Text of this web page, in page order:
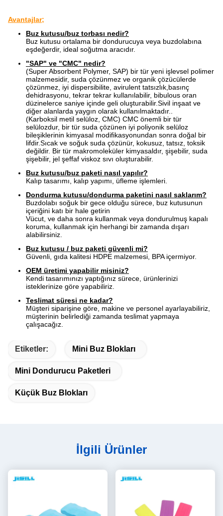
Avantajlar;
Buz kutusu/buz torbası nedir?
Buz kutusu ortalama bir dondurucuya veya buzdolabına
eşdeğerdir, ideal soğutma aracıdır.
"SAP" ve "CMC" nedir?
(Super Absorbent Polymer, SAP) bir tür yeni işlevsel polimer
malzemesidir, suda çözünmez ve organik çözücülerde
çözünmez, iyi dispersibilite, avirulent tatsızlık,basınç
dehidrasyonu, tekrar tekrar kullanılabilir, bibulous oran
düzinelerce saniye içinde geli oluşturabilir.Sivil inşaat ve
diğer alanlarda yaygın olarak kullanılmaktadır..
(Karboksil metil selüloz, CMC) CMC önemli bir tür
selülozdur, bir tür suda çözünen iyi poliyonik selüloz
bileşiklerinin kimyasal modifikasyonundan sonra doğal bir
lifdir.Sıcak ve soğuk suda çözünür, kokusuz, tatsız, toksik
değildir. Bir tür makromoleküler kimyasaldır, şişebilir, suda
şişebilir, jel şeffaf viskoz sıvı oluşturabilir.
Buz kutusu/buz paketi nasıl yapılır?
Kalıp tasarımı, kalıp yapımı, üfleme işlemleri.
Dondurma kutusu/dondurma paketini nasıl saklarım?
Buzdolabı soğuk bir gece olduğu sürece, buz kutusunun
içeriğini katı bir hale getirin
Vücut, ve daha sonra kullanmak veya dondurulmuş kapalı
koruma, kullanmak için herhangi bir zamanda dışarı
alabilirsiniz.
Buz kutusu / buz paketi güvenli mi?
Güvenli, gıda kalitesi HDPE malzemesi, BPA içermiyor.
OEM üretimi yapabilir misiniz?
Kendi tasarımınızı yaptığınız sürece, ürünlerinizi
isteklerinize göre yapabiliriz.
Teslimat süresi ne kadar?
Müşteri siparişine göre, makine ve personel ayarlayabiliriz,
müşterinin belirlediği zamanda teslimat yapmaya
çalışacağız.
Etiketler: Mini Buz Blokları
Mini Dondurucu Paketleri
Küçük Buz Blokları
İlgili Ürünler